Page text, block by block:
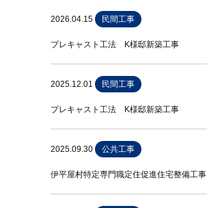
2026.04.15 民間工事
プレキャスト工法 K様邸新築工事
2025.12.01 民間工事
プレキャスト工法 K様邸新築工事
2025.09.30 公共工事
伊平屋村特定専門職定住促進住宅整備工事